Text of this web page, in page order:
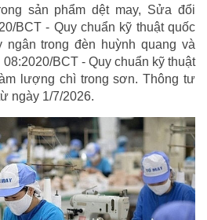
sản phẩm dệt may, Sửa đổi
BCT - Quy chuẩn kỹ thuật quốc
trong đèn huỳnh quang và
BCT - Quy chuẩn kỹ thuật
lượng chì trong sơn. Thông tư
ngày 1/7/2026.